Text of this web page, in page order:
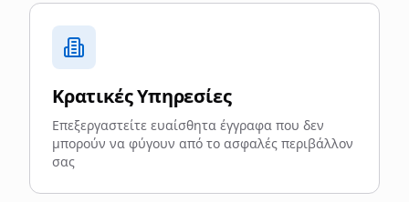
Κρατικές Υπηρεσίες
Επεξεργαστείτε ευαίσθητα έγγραφα που δεν
μπορούν να φύγουν από το ασφαλές περιβάλλον
σας